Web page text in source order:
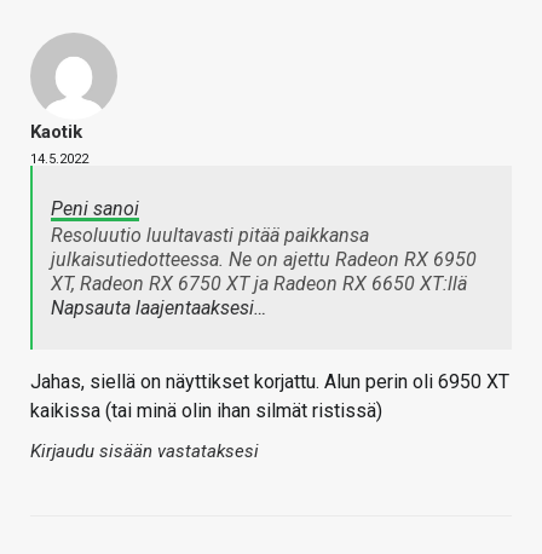
Kaotik
14.5.2022
Peni sanoi
Resoluutio luultavasti pitää paikkansa
julkaisutiedotteessa. Ne on ajettu Radeon RX 6950
XT, Radeon RX 6750 XT ja Radeon RX 6650 XT:llä
Napsauta laajentaaksesi…
Jahas, siellä on näyttikset korjattu. Alun perin oli 6950 XT
kaikissa (tai minä olin ihan silmät ristissä)
Kirjaudu sisään vastataksesi